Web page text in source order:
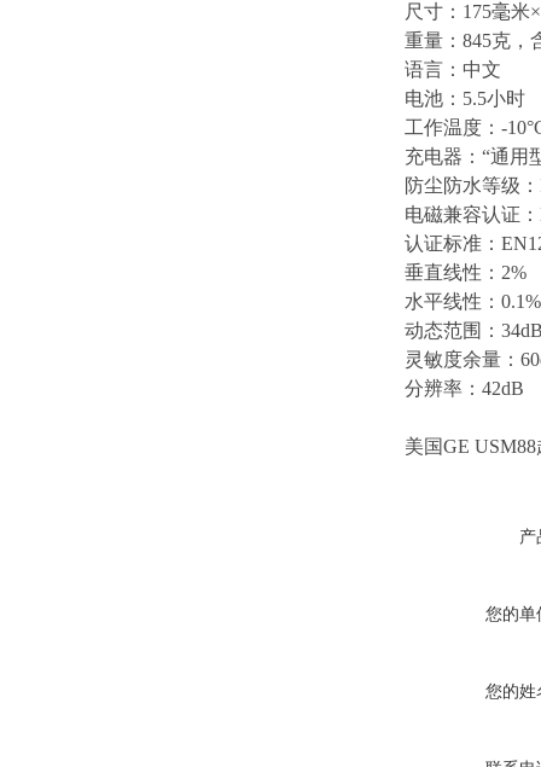
尺寸：175毫米
重量：845克，
语言：中文
电池：5.5小时
工作温度：-
充电器：“通用
防尘防水等级
电磁兼容认证：
认证标准：
垂直线性：2%
水平线性：0.1%
动态范围：
灵敏度余量：
分辨率：42dB
美国GE
产
您的单
您的姓